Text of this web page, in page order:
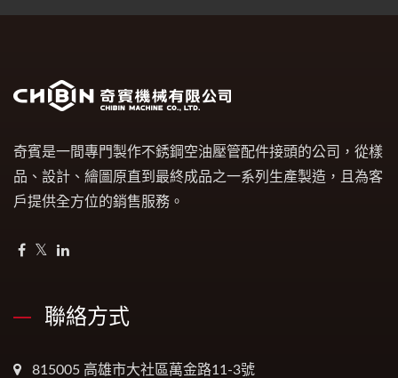
奇賓是一間專門製作不銹鋼空油壓管配件接頭的公司，從樣
品、設計、繪圖原直到最終成品之一系列生產製造，且為客
戶提供全方位的銷售服務。
聯絡方式
815005 高雄市大社區萬金路11-3號